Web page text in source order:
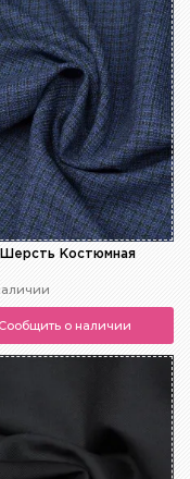
Шерсть Костюмная
Сообщить о наличии